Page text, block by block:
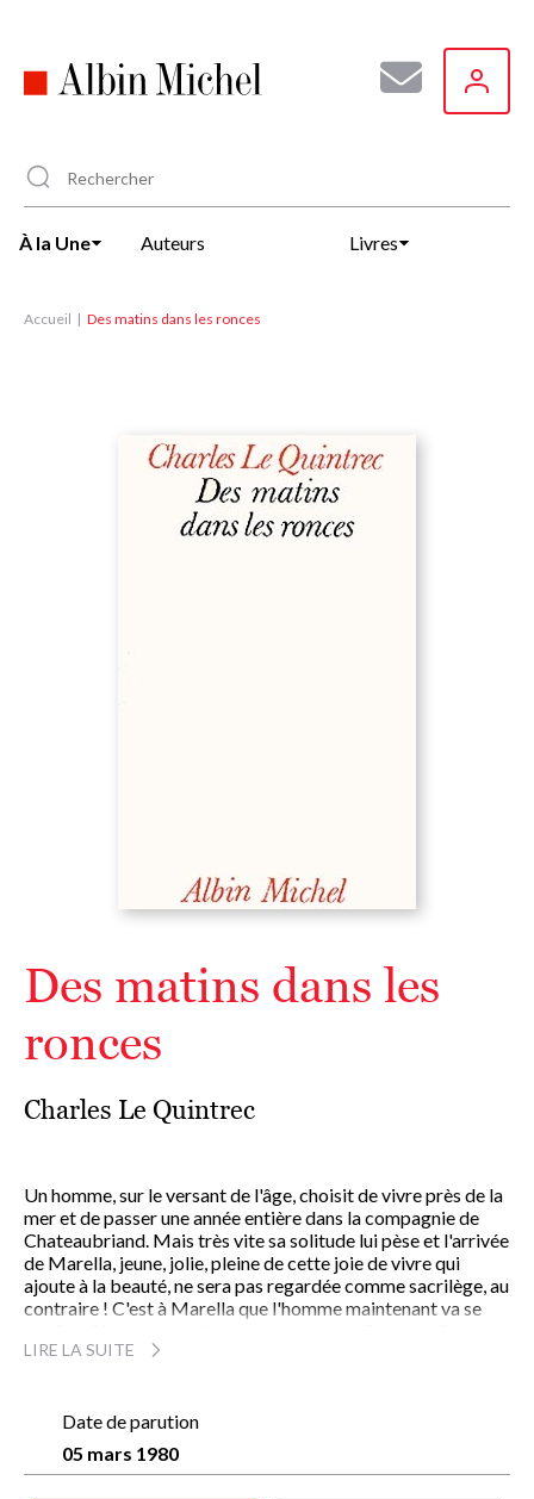
principal
À la Une Auteurs Livres
Accueil Des matins dans les ronces
Des matins dans les
ronces
Charles Le Quintrec
Un homme, sur le versant de l'âge, choisit de vivre près de la
mer et de passer une année entière dans la compagnie de
Chateaubriand. Mais très vite sa solitude lui pèse et l'arrivée
de Marella, jeune, jolie, pleine de cette joie de vivre qui
ajoute à la beauté, ne sera pas regardée comme sacrilège, au
contraire ! C'est à Marella que l'homme maintenant va se
du vieux vicomte, de l'enchanteur et du château de
de ceux-ci : Malraux, Guéhenno, Brel, Prévert...
On trouvera encore dans cet ouvrage qui n'est ni un roman,
ni un essai, ni un journal, ni un recueil de souvenirs, mais un
LIRE LA SUITE
Date de parution
05 mars 1980